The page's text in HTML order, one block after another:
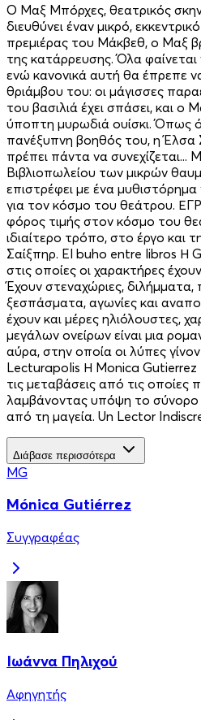
Ο Μαξ Μπόρχες, θεατρικός
διευθύνει έναν μικρό,
πρεμιέρας του Μάκβεθ, ο Μαξ
της κατάρρευσης. Όλα
ενώ κανονικά αυτή θα έπρεπε
θριάμβου του: οι μάγισσες
του βασιλιά έχει σπάσει, και ο
ύποπτη μυρωδιά ουίσκι. Όπως
πανέξυπνη βοηθός του, η
πρέπει πάντα να συνεχίζεται...
Βιβλιοπωλείου των μικρών
επιστρέφει με ένα
για τον κόσμο του θεάτρου.
φόρος τιμής στον κόσμο του
ιδιαίτερο τρόπο, στο έργο και
Σαίξπηρ. El buho entre libros Η
στις οποίες οι χαρακτήρες
Έχουν στεναχώριες,
ξεσπάσματα, αγωνίες και
έχουν και μέρες ηλιόλουστες,
μεγάλων ονείρων είναι μια
αύρα, στην οποία οι λύπες
Lecturapolis Η Monica Gutierrez
τις μεταβάσεις από τις οποίες
λαμβάνοντας υπόψη το σύνορο
από τη μαγεία. Un Lector
Διάβασε περισσότερα
MG
Mónica Gutiérrez
Συγγραφέας
Ιωάννα Πηλιχού
Αφηγητής